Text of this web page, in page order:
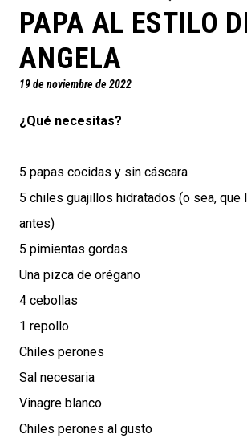
PAPA AL ESTILO
ANGELA
19 de noviembre de 2022
¿Qué necesitas?
5 papas cocidas y sin cáscara
5 chiles guajillos hidratados (o sea, que
antes)
5 pimientas gordas
Una pizca de orégano
4 cebollas
1 repollo
Chiles perones
Sal necesaria
Vinagre blanco
Chiles perones al gusto